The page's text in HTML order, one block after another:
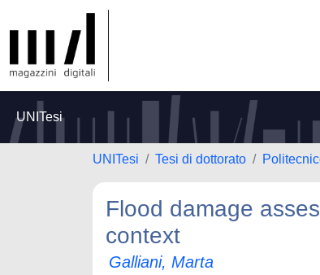
UNITesi
UNITesi Tesi di dottorato
Flood damage
context
Galliani, Marta